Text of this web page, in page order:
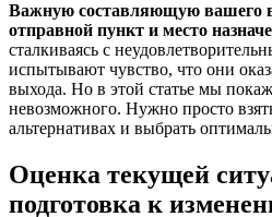
Важную составляющую вашего
отправной пункт и место
сталкиваясь с
испытывают чувство, что они
выхода. Но в этой статье мы
невозможного. Нужно просто
альтернативах и выбрать
Оценка текущей
подготовка к